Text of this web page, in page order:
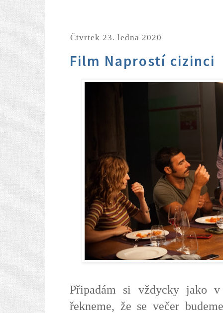
čtvrtek 23. ledna 2020
Film Naprostí cizinci
Připadám si vždycky jako
řekneme, že se večer